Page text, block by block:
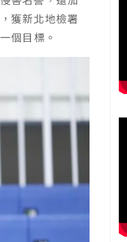
獲新北地檢署
個目標。